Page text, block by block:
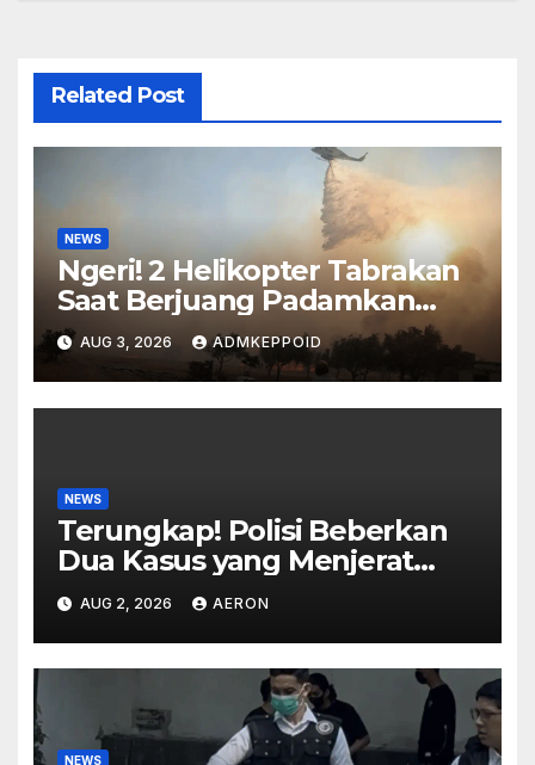
Related Post
NEWS
Ngeri! 2 Helikopter Tabrakan
Saat Berjuang Padamkan
Kebakaran Hebat di Yunani
AUG 3, 2026 ADMKEPPOID
NEWS
Terungkap! Polisi Beberkan
Dua Kasus yang Menjerat
Presenter Vicky Prasetyo
AUG 2, 2026 AERON
NEWS